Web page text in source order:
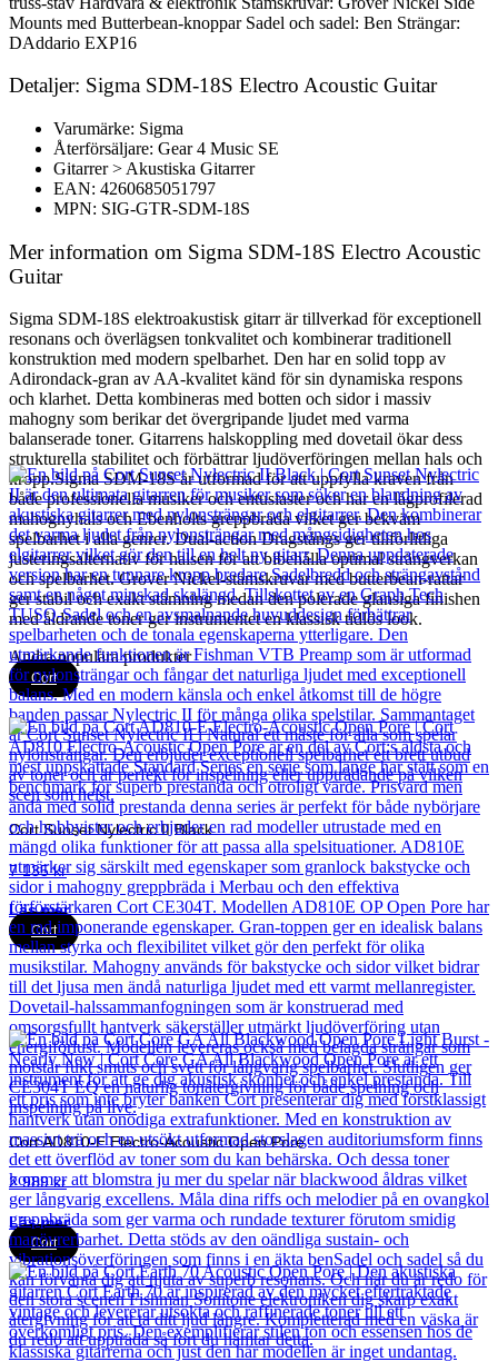
Mounts med Butterbean-knoppar Sadel och sadel: Ben Strängar:
DAddario EXP16
Detaljer: Sigma SDM-18S Electro Acoustic Guitar
Varumärke: Sigma
Återförsäljare: Gear 4 Music SE
Gitarrer > Akustiska Gitarrer
EAN: 4260685051797
MPN: SIG-GTR-SDM-18S
Mer information om Sigma SDM-18S Electro Acoustic
Guitar
Sigma SDM-18S elektroakustisk gitarr är tillverkad för exceptionell
resonans och överlägsen tonkvalitet och kombinerar traditionell
konstruktion med modern spelbarhet. Den har en solid topp av
Adirondack-gran av AA-kvalitet känd för sin dynamiska respons
och klarhet. Detta kombineras med botten och sidor i massiv
mahogny som berikar det övergripande ljudet med varma
balanserade toner. Gitarrens halskoppling med dovetail ökar dess
strukturella stabilitet och förbättrar ljudöverföringen mellan hals och
kropp.Sigma SDM-18S är utformad för att uppfylla kraven från
både professionella musiker och entusiaster och har en lågprofilerad
mahognyhals och Ebenholts greppbräda vilket ger bekväm
spelbarhet i alla genrer. Dual-action Dragstångs ger tillförlitliga
justeringsalternativ för halsen för att bibehålla optimal strängverkan
och spelbarhet. Grover Nickel-stämskruvar med butterbean-rattar
ger stabil och exakt stämning medan den polerade glansiga finishen
med åldrande toner ger instrumentet en klassisk tidlös look.
Andra populära produkter
Cort
Cort Sunset Nylectric II Black
7 135kr
Läs mer
Cort
Cort AD810-E Electro-Acoustic Open Pore
2 989kr
Läs mer
Cort